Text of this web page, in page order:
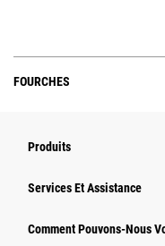
FOURCHES
Produits
Services Et Assistance
Comment Pouvons-Nous